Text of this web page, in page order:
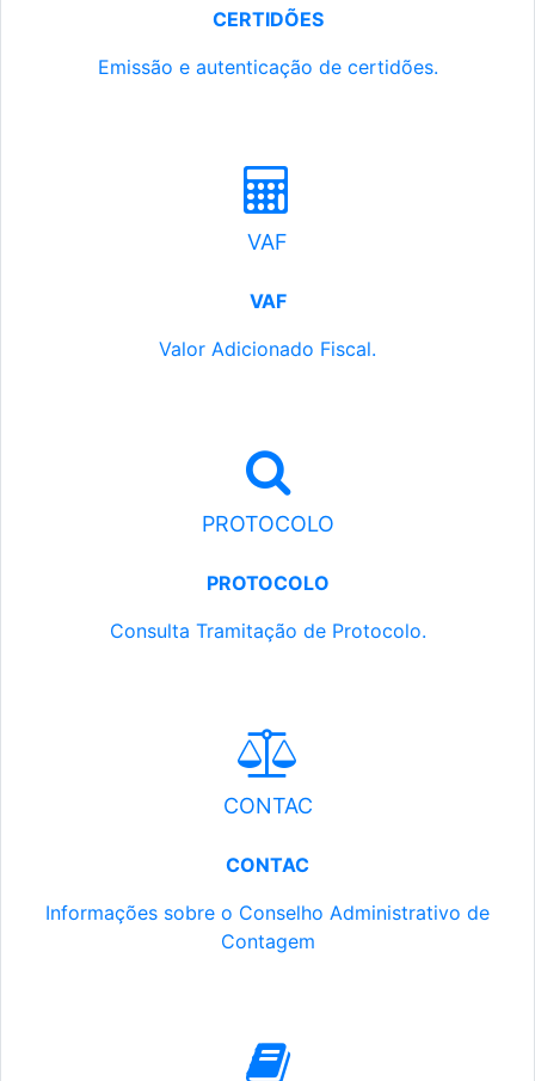
CERTIDÕES
Emissão e autenticação de certidões.
VAF
VAF
Valor Adicionado Fiscal.
PROTOCOLO
PROTOCOLO
Consulta Tramitação de Protocolo.
CONTAC
CONTAC
Informações sobre o Conselho Administrativo de
Contagem